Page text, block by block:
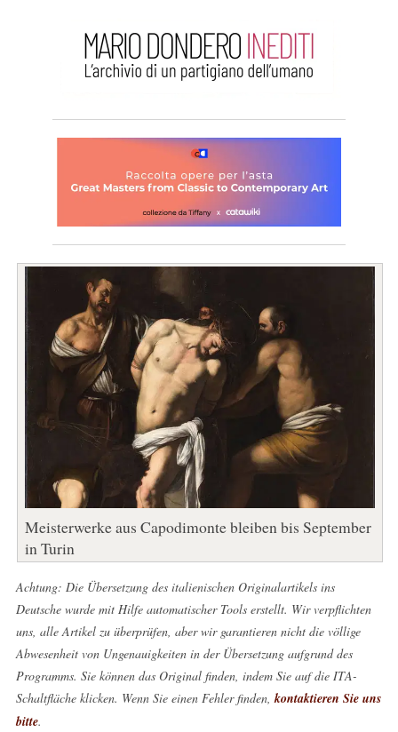
Meisterwerke aus Capodimonte bleiben bis September
in Turin
Achtung: Die Übersetzung des italienischen Originalartikels ins
Deutsche wurde mit Hilfe automatischer Tools erstellt. Wir verpflichten
uns, alle Artikel zu überprüfen, aber wir garantieren nicht die völlige
Abwesenheit von Ungenauigkeiten in der Übersetzung aufgrund des
Programms. Sie können das Original finden, indem Sie auf die ITA-
Schaltfläche klicken. Wenn Sie einen Fehler finden,kontaktieren Sie uns
bitte.